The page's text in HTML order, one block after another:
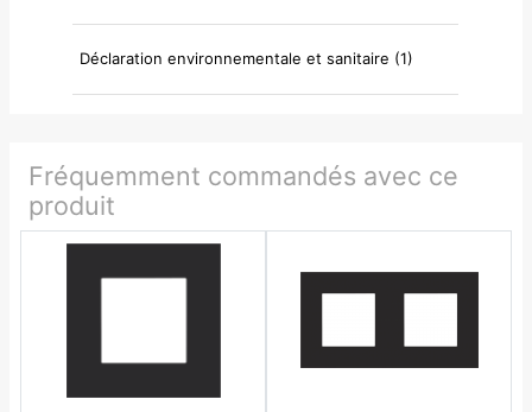
Déclaration environnementale et sanitaire (1)
Fréquemment commandés avec ce
produit